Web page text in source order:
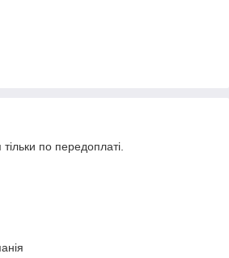
по передоплаті.